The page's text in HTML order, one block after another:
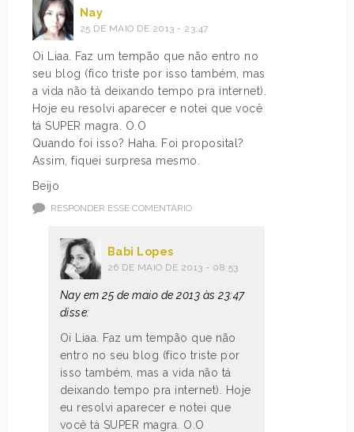
Nay
25 DE MAIO DE 2013 - 23:47
Oi Liaa. Faz um tempão que não entro no
seu blog (fico triste por isso também, mas
a vida não tá deixando tempo pra internet).
Hoje eu resolvi aparecer e notei que você
tá SUPER magra. O.O
Quando foi isso? Haha. Foi proposital?
Assim, fiquei surpresa mesmo.
Beijo
RESPONDER ESSE COMENTÁRIO
Babi Lopes
26 DE MAIO DE 2013 - 08:53
Nay em 25 de maio de 2013 às 23:47
disse:
Oi Liaa. Faz um tempão que não
entro no seu blog (fico triste por
isso também, mas a vida não tá
deixando tempo pra internet). Hoje
eu resolvi aparecer e notei que
você tá SUPER magra. O.O